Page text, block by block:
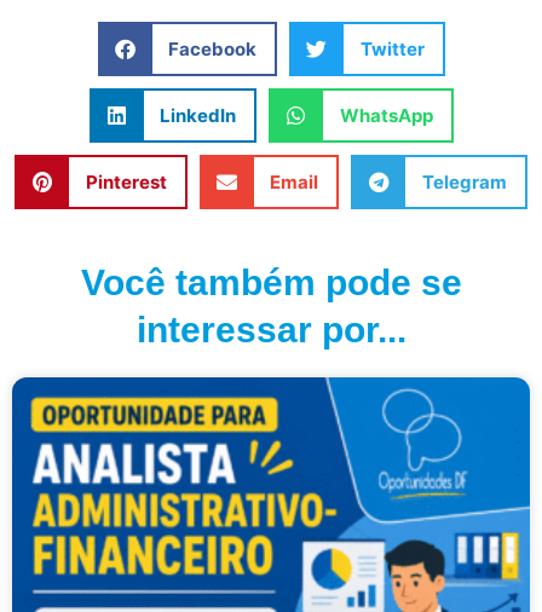
Facebook Twitter
LinkedIn WhatsApp
Pinterest Email Telegram
Você também pode se
interessar por...